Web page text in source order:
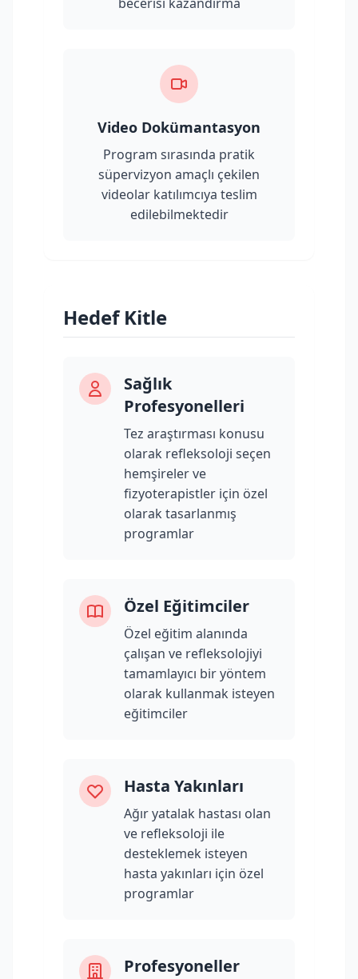
Video Dokümantasyon
Program sırasında pratik
süpervizyon amaçlı çekilen
videolar katılımcıya teslim
edilebilmektedir
Hedef Kitle
Sağlık
Profesyonelleri
Tez araştırması konusu
olarak refleksoloji seçen
hemşireler ve
fizyoterapistler için özel
olarak tasarlanmış
programlar
Özel Eğitimciler
Özel eğitim alanında
çalışan ve refleksolojiyi
tamamlayıcı bir yöntem
olarak kullanmak isteyen
eğitimciler
Hasta Yakınları
Ağır yatalak hastası olan
ve refleksoloji ile
desteklemek isteyen
hasta yakınları için özel
programlar
Profesyoneller